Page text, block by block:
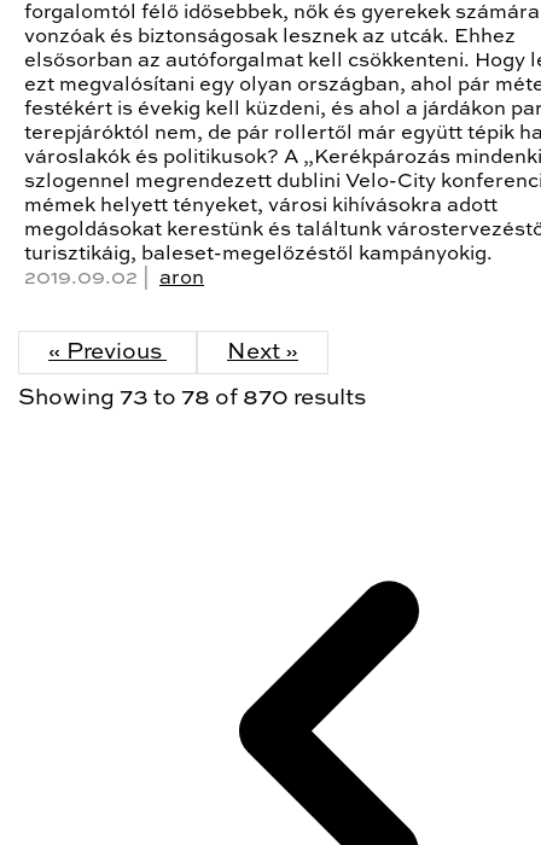
forgalomtól félő idősebbek, nők és gyerekek
vonzóak és biztonságosak lesznek az utcák. Ehhez
elsősorban az autóforgalmat kell csökkenteni. Hogy
ezt megvalósítani egy olyan országban, ahol pár
festékért is évekig kell küzdeni, és ahol a járdákon
terepjáróktól nem, de pár rollertől már együtt tépik
városlakók és politikusok? A „Kerékpározás
szlogennel megrendezett dublini Velo-City
mémek helyett tényeket, városi kihívásokra adott
megoldásokat kerestünk és találtunk
turisztikáig, baleset-megelőzéstől kampányokig.
2019.09.02 | aron
« Previous Next »
Showing 73 to 78 of 870 results